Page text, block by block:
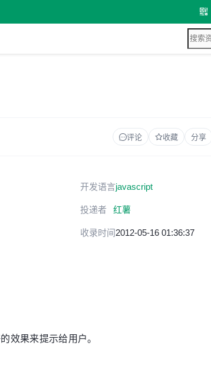
评论 收藏 分享
开发语言javascript
投递者 红薯
收录时间2012-05-16 01:36:37
效果来提示给用户。